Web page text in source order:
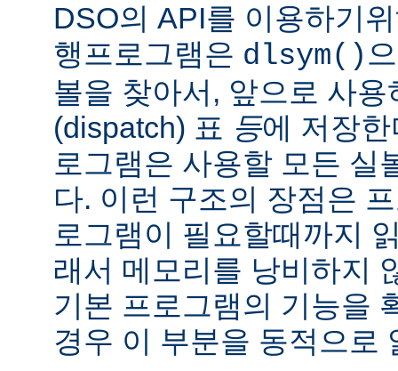
DSO의 API를 이용하기
행프로그램은 dlsym()
볼을 찾아서, 앞으로 사
(dispatch) 표 등에 저장
로그램은 사용할 모든 실
다. 이런 구조의 장점은
로그램이 필요할때까지
래서 메모리를 낭비하지
기본 프로그램의 기능을
경우 이 부분을 동적으로